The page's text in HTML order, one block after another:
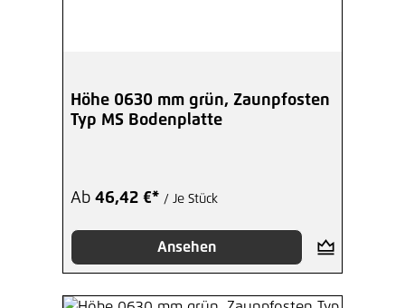
Höhe 0630 mm grün, Zaunpfosten
Typ MS Bodenplatte
Ab 46,42 €* / Je Stück
Ansehen